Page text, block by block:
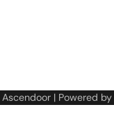
Ascendoor| Powered by